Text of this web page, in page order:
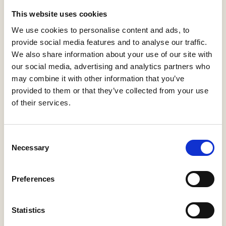
This website uses cookies
We use cookies to personalise content and ads, to
provide social media features and to analyse our traffic.
We also share information about your use of our site with
our social media, advertising and analytics partners who
may combine it with other information that you’ve
provided to them or that they’ve collected from your use
of their services.
Selection
Necessary
Preferences
Statistics
1
Startpunt
President Kennedyplein,
5171 BW Kaatsheuvel,
Nederland
2